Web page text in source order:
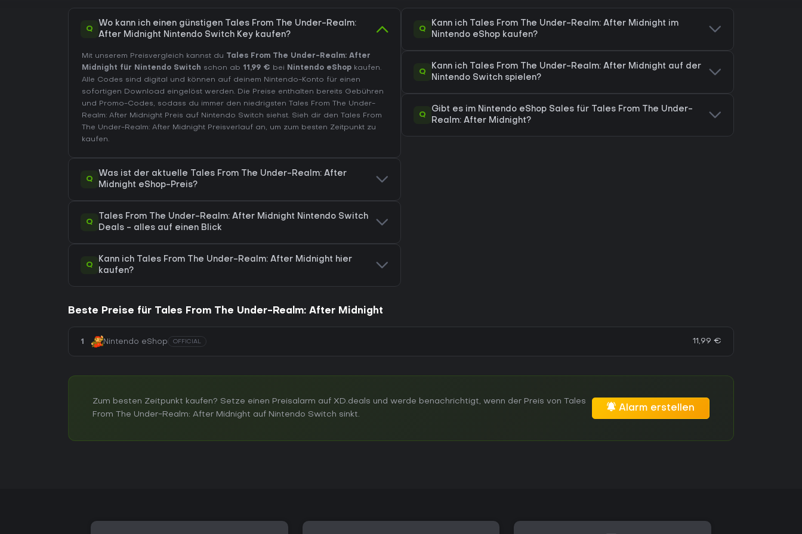
Q
Wo kann ich einen günstigen Tales From The Under-Realm:
After Midnight Nintendo Switch Key kaufen?
Mit unserem Preisvergleich kannst du Tales From The Under-Realm: After
Midnight für Nintendo Switch schon ab 11,99 € bei Nintendo eShop kaufen.
Alle Codes sind digital und können auf deinem Nintendo-Konto für einen
sofortigen Download eingelöst werden. Die Preise enthalten bereits Gebühren
und Promo-Codes, sodass du immer den niedrigsten Tales From The Under-
Realm: After Midnight Preis auf Nintendo Switch siehst. Sieh dir den Tales From
The Under-Realm: After Midnight Preisverlauf an, um zum besten Zeitpunkt zu
kaufen.
Q
Was ist der aktuelle Tales From The Under-Realm: After
Midnight eShop-Preis?
Q
Tales From The Under-Realm: After Midnight Nintendo Switch
Deals - alles auf einen Blick
Q
Kann ich Tales From The Under-Realm: After Midnight hier
kaufen?
Q
Kann ich Tales From The Under-Realm: After Midnight im
Nintendo eShop kaufen?
Q
Kann ich Tales From The Under-Realm: After Midnight auf der
Nintendo Switch spielen?
Q
Gibt es im Nintendo eShop Sales für Tales From The Under-
Realm: After Midnight?
Beste Preise für Tales From The Under-Realm: After Midnight
1 Nintendo eShop OFFICIAL 11,99 €
Zum besten Zeitpunkt kaufen? Setze einen Preisalarm auf XD.deals und werde benachrichtigt, wenn der Preis von Tales
From The Under-Realm: After Midnight auf Nintendo Switch sinkt.
Alarm erstellen